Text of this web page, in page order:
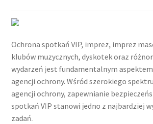
Ochrona spotkań VIP, imprez, imprez
klubów muzycznych, dyskotek oraz
wydarzeń jest fundamentalnym aspektem
agencji ochrony. Wśród szerokiego
agencji ochrony, zapewnianie
spotkań VIP stanowi jedno z najbardziej
zadań.